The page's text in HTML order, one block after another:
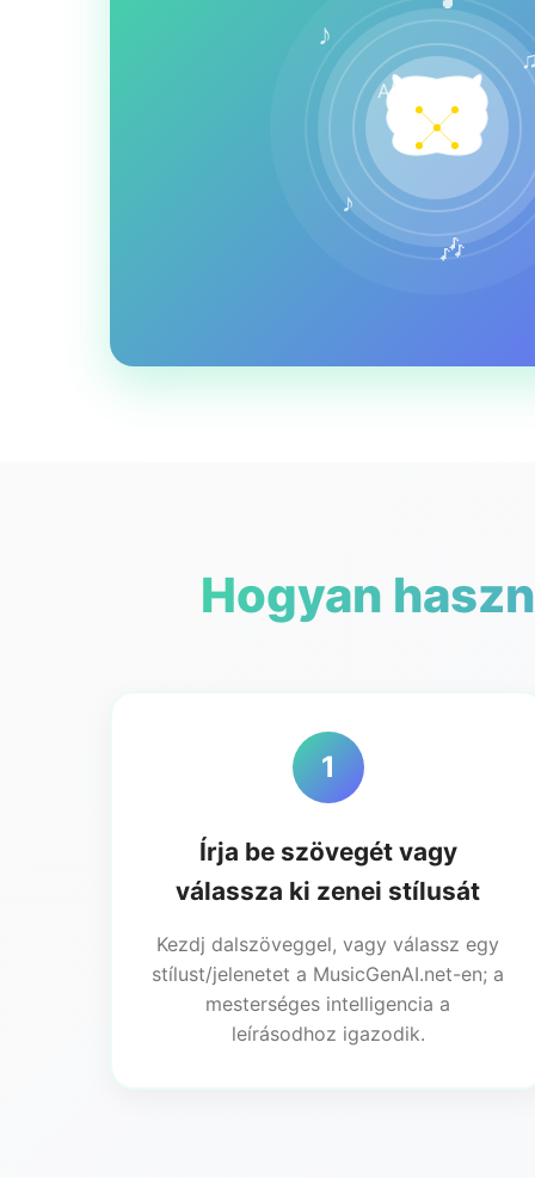
♪
♪
🎶
AI
Hogyan
1
Írja be szövegét vagy
válassza ki zenei stílusát
Kezdj dalszöveggel, vagy válassz egy
stílust/jelenetet a MusicGenAI.net-en; a
mesterséges intelligencia a
leírásodhoz igazodik.